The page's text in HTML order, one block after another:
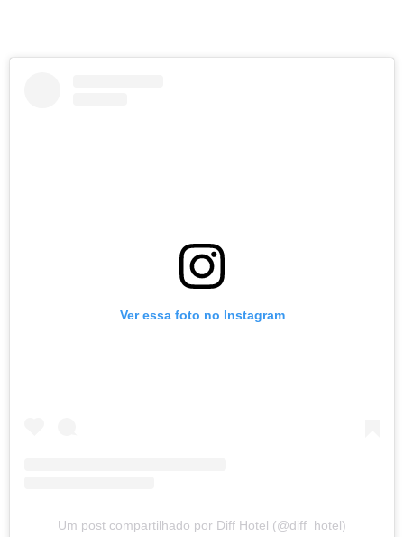
Ver essa foto no Instagram
Um post compartilhado por Diff Hotel (@diff_hotel)